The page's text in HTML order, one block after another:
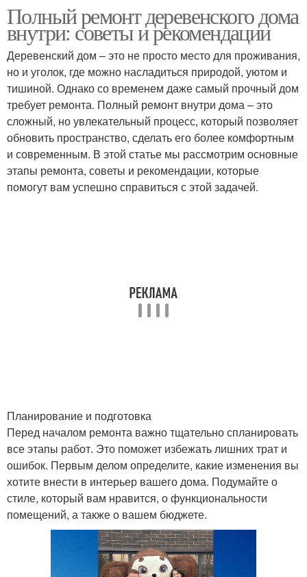
Полный ремонт деревенского дома
внутри: советы и рекомендации
Деревенский дом – это не просто место для проживания,
но и уголок, где можно насладиться природой, уютом и
тишиной. Однако со временем даже самый прочный дом
требует ремонта. Полный ремонт внутри дома – это
сложный, но увлекательный процесс, который позволяет
обновить пространство, сделать его более комфортным
и современным. В этой статье мы рассмотрим основные
этапы ремонта, советы и рекомендации, которые
помогут вам успешно справиться с этой задачей.
Планирование и подготовка
Перед началом ремонта важно тщательно спланировать
все этапы работ. Это поможет избежать лишних трат и
ошибок. Первым делом определите, какие изменения вы
хотите внести в интерьер вашего дома. Подумайте о
стиле, который вам нравится, о функциональности
помещений, а также о вашем бюджете.